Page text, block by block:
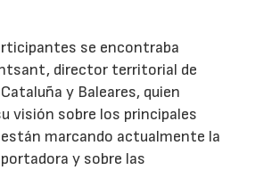
se encontraba
director territorial de
y Baleares, quien
visión sobre los principales
marcando actualmente la
y sobre las